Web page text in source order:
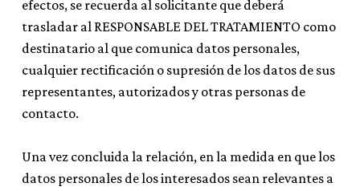
efectos, se recuerda al solicitante que deberá
trasladar al RESPONSABLE DEL TRATAMIENTO como
destinatario al que comunica datos personales,
cualquier rectificación o supresión de los datos de sus
representantes, autorizados y otras personas de
contacto.
Una vez concluida la relación, en la medida en que los
datos personales de los interesados sean relevantes a